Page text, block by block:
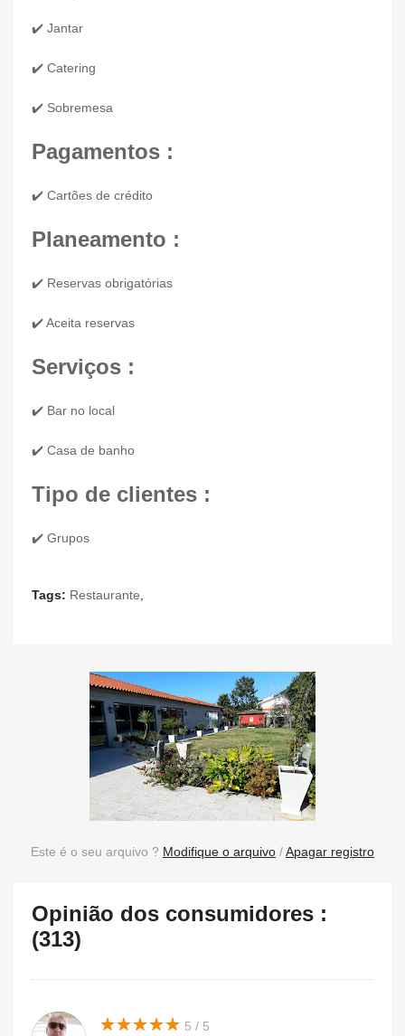
✔️ Jantar
✔️ Catering
✔️ Sobremesa
Pagamentos :
✔️ Cartões de crédito
Planeamento :
✔️ Reservas obrigatórias
✔️ Aceita reservas
Serviços :
✔️ Bar no local
✔️ Casa de banho
Tipo de clientes :
✔️ Grupos
Tags: Restaurante
Este é o seu arquivo ? Modifique o arquivo /Apagar registro
Opinião dos consumidores :
(313)
★★★★★
★★★★★ 5 / 5